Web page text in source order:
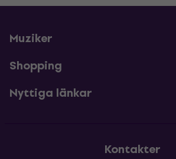
Muziker
Shopping
Nyttiga länkar
Kontakter